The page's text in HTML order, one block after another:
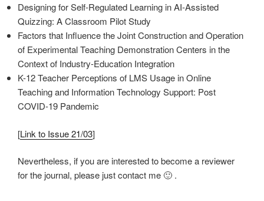
Designing for Self-Regulated Learning in AI-Assisted
Quizzing: A Classroom Pilot Study
Factors that Influence the Joint Construction and Operation
of Experimental Teaching Demonstration Centers in the
Context of Industry-Education Integration
K-12 Teacher Perceptions of LMS Usage in Online
Teaching and Information Technology Support: Post
COVID-19 Pandemic
[Link to Issue 21/03]
Nevertheless, if you are interested to become a reviewer
for the journal, please just contact me 🙂 .